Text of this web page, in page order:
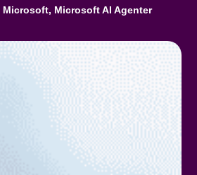
Microsoft, Microsoft AI Agenter